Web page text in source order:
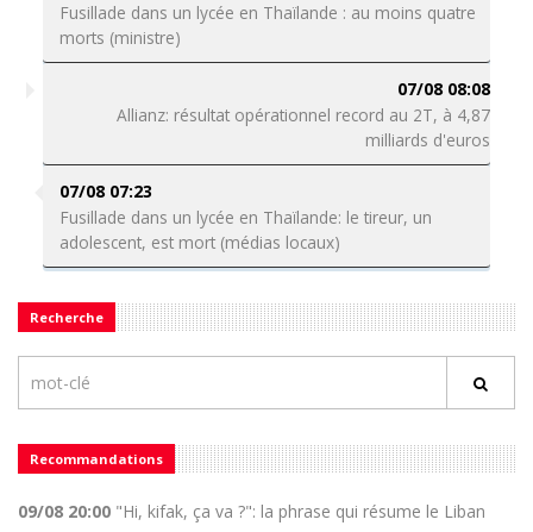
Fusillade dans un lycée en Thaïlande : au moins quatre
morts (ministre)
07/08 08:08
Allianz: résultat opérationnel record au 2T, à 4,87
milliards d'euros
07/08 07:23
Fusillade dans un lycée en Thaïlande: le tireur, un
adolescent, est mort (médias locaux)
Recherche
Recommandations
09/08 20:00 "Hi, kifak, ça va ?": la phrase qui résume le Liban